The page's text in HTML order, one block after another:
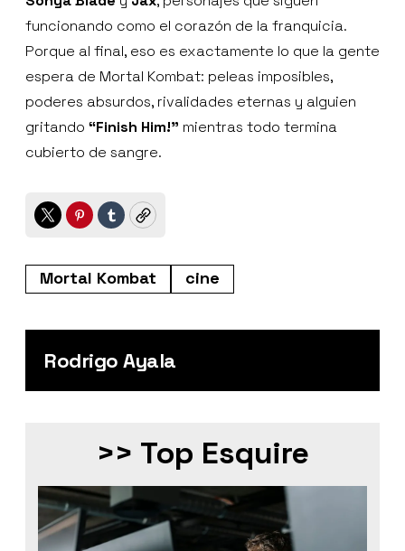
funcionando como el corazón de la franquicia.
Porque al final, eso es exactamente lo que la gente
espera de Mortal Kombat: peleas imposibles,
poderes absurdos, rivalidades eternas y alguien
gritando “Finish Him!” mientras todo termina
cubierto de sangre.
TwitterPinterest
TumblrCopy
Mortal Kombat cine
Rodrigo Ayala
>> Top Esquire